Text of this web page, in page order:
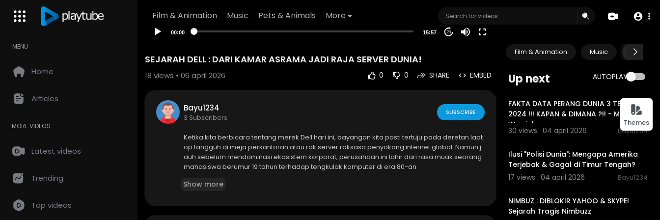
Themes
Film & Animation Music Pets & Animals More
MENU
Home
Articles
MORE VIDEOS
Latest videos
Trending
Top videos
00:00 15:57 20
Film & Animation Music Pets &
Up next AUTOPLAY
FAKTA DATA PERANG DUNIA 3 TERBARU
2024 !!! KAPAN & DIMANA ?!! - Mardigu
Wowiek
30 views . 04 april 2026 Bayu1234
Ilusi "Polisi Dunia": Mengapa Amerika
Terjebak & Gagal di Timur Tengah?
17 views . 04 april 2026
Bayu1234
NIMBUZ : DIBLOKIR YAHOO & SKYPE!
Sejarah Tragis Nimbuzz
SEJARAH DELL : DARI KAMAR ASRAMA JADI RAJA SERVER DUNIA!
18 views • 06 april 2026 0 0 SHARE EMBED
Bayu1234
3 Subscribers
SUBSCRIBE
Ketika kita berbicara tentang merek Dell hari ini, bayangan kita pasti tertuju pada deretan lapt
op tangguh di meja perkantoran atau rak server raksasa penyokong internet global. Namun j
auh sebelum mendominasi ekosistem korporat, perusahaan ini lahir dari rasa muak seorang
mahasiswa berumur 19 tahun terhadap tengkulak komputer di era 80-an.
Di episode Sanstekno kali ini, Admin A membedah sejarah utuh dari sang raja komputasi: Dell.
Show more